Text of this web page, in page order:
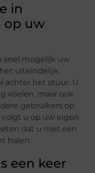
in
op uw
snel mogelijk uw
uiteindelijk
achter het stuur. U
voelen, maar ook
gebruikers op
volgt u op uw eigen
dat u met een
halen.
een keer